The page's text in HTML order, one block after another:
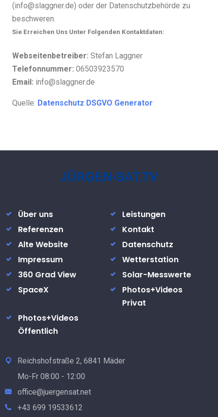
(info@slaggner.de) oder der Datenschutzbehörde zu
beschweren.
Sie Erreichen Uns Unter Folgenden Kontaktdaten:
Webseitenbetreiber: Stefan Laggner
Telefonnummer: 06503923570
Email: info@slaggner.de
Quelle: Datenschutz DSGVO Generator
Über uns
Leistungen
Referenzen
Kontakt
Alte Website
Datenschutz
Impressum
Wetterstation
360 Grad View
Solar-Messwerte
SpaceX
Photos+Videos
Privat
Photos+Videos
Öffentlich
Reichshofstraße 2, 6841 Mäder
Mo-Fr 08:00 - 12:00
office@juergensat.net
+43 699 19533612